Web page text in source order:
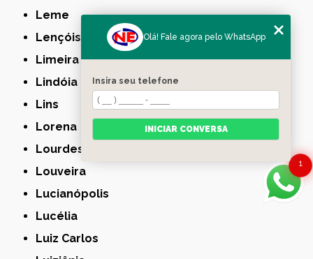
Leme
Lençóis Paulista
Limeira
Lindóia
Lins
Lorena
Lourdes
Louveira
Lucianópolis
Lucélia
Luiz Carlos
1
Olá! Fale agora pelo WhatsApp
Insira seu telefone
INICIAR CONVERSA